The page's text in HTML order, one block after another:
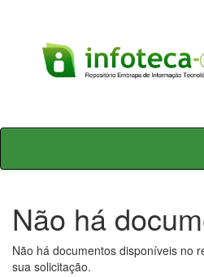
Skip
Não há
Não há documentos disponíveis no
sua solicitação.